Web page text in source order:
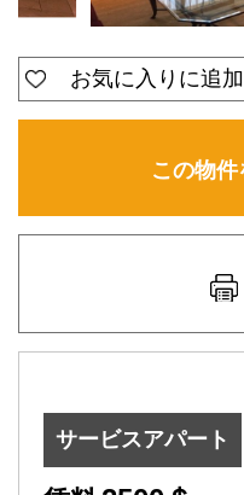
お気に入りに追加
この物
サービスアパート